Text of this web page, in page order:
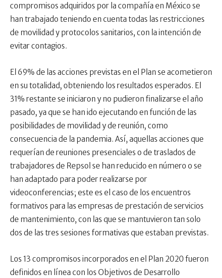
compromisos adquiridos por la compañía en México se
han trabajado teniendo en cuenta todas las restricciones
de movilidad y protocolos sanitarios, con la intención de
evitar contagios.
El 69% de las acciones previstas en el Plan se acometieron
en su totalidad, obteniendo los resultados esperados. El
31% restante se iniciaron y no pudieron finalizarse el año
pasado, ya que se han ido ejecutando en función de las
posibilidades de movilidad y de reunión, como
consecuencia de la pandemia. Así, aquellas acciones que
requerían de reuniones presenciales o de traslados de
trabajadores de Repsol se han reducido en número o se
han adaptado para poder realizarse por
videoconferencias; este es el caso de los encuentros
formativos para las empresas de prestación de servicios
de mantenimiento, con las que se mantuvieron tan solo
dos de las tres sesiones formativas que estaban previstas.
Los 13 compromisos incorporados en el Plan 2020 fueron
definidos en línea con los Objetivos de Desarrollo